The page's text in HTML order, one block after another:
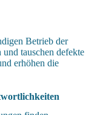
Betrieb der
tauschen defekte
erhöhen die